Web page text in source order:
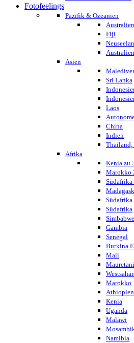
Fotofeelings
Pazifik & Ozeanien
Fiji
Australien
Asien
Sri Lanka
Laos
China
Indien
Thailand,
Afrika
Kenia zu
Marokko
Südafrika
Südafrika
Simbabwe
Gambia
Senegal
Burkina
Mali
Marokko
Äthiopien
Kenia
Uganda
Malawi
Namibia